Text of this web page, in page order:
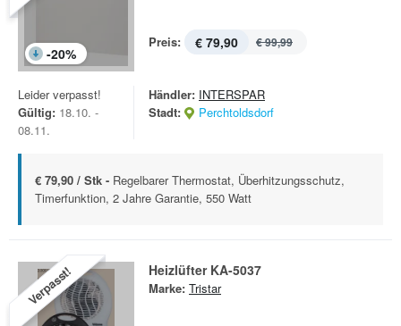
-20%
Preis: € 79,90 € 99,99
Leider verpasst!
Gültig: 18.10. -
08.11.
Händler: INTERSPAR
Stadt:
Perchtoldsdorf
€ 79,90 / Stk - Regelbarer Thermostat, Überhitzungsschutz,
Timerfunktion, 2 Jahre Garantie, 550 Watt
Verpasst! Heizlüfter KA-5037
Marke: Tristar